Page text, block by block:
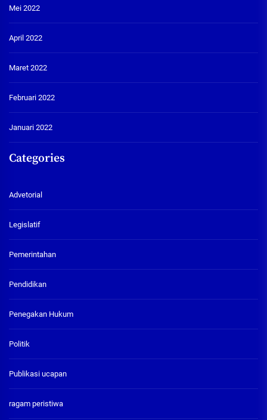
Mei 2022
April 2022
Maret 2022
Februari 2022
Januari 2022
Categories
Advetorial
Legislatif
Pemerintahan
Pendidikan
Penegakan Hukum
Politik
Publikasi ucapan
ragam peristiwa